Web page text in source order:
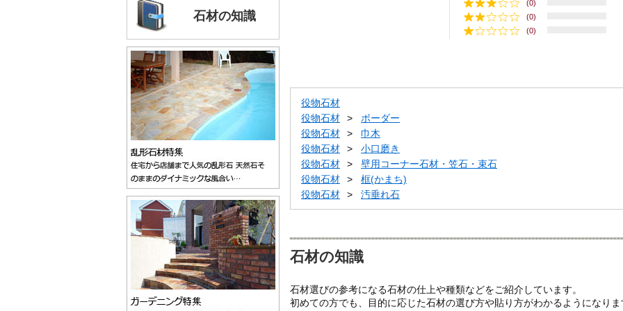
石材の知識
(0)
(0)
(0)
役物石材
役物石材
ボーダー
役物石材
巾木
役物石材
小口磨き
役物石材
壁用コーナー石材・笠石・束石
役物石材
框(かまち)
役物石材
汚垂れ石
石材の知識
石材選びの参考になる石材の仕上や種類などをご紹介しています。
初めての方でも、目的に応じた石材の選び方や貼り方がわかるようになりま